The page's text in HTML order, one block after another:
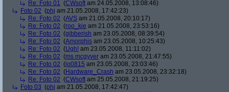
Re: Foto 01 (CWsoft am 24.05.2008, 13:08:46)
Foto 02 (phj am 21.05.2008, 17:42:23)
Re: Foto 02 (AVS am 21.05.2008, 20:10:17)
Re: Foto 02 (roo_kie am 21.05.2008, 23:53:16)
Re: Foto 02 (gibberish am 23.05.2008, 08:39:54)
Re: Foto 02 (Amorphis am 23.05.2008, 10:25:43)
Re: Foto 02 (Ugh! am 23.05.2008, 11:11:02)
Re: Foto 02 (ms mcgyver am 23.05.2008, 21:47:55)
Re: Foto 02 (jo0815 am 23.05.2008, 23:03:46)
Re: Foto 02 (Hardware_Crash am 23.05.2008, 23:32:18)
Re: Foto 02 (CWsoft am 25.05.2008, 21:19:25)
Foto 03 (phj am 21.05.2008, 17:42:47)